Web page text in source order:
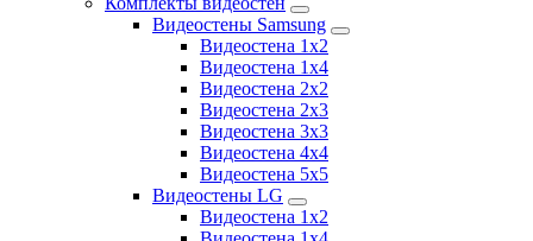
Видеостены Samsung
Видеостена 1x2
Видеостена 1x4
Видеостена 2x2
Видеостена 2х3
Видеостена 3x3
Видеостена 4x4
Видеостена 5x5
Видеостены LG
Видеостена 1x2